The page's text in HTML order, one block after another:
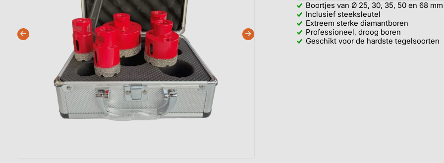
Boortjes van Ø 25, 30, 35, 50 en 68 mm
Inclusief steeksleutel
Extreem sterke diamantboren
Professioneel, droog boren
Geschikt voor de hardste tegelsoorten